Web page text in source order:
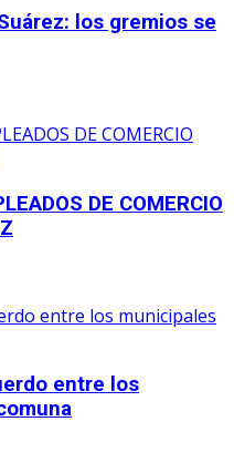
los gremios se
DE COMERCIO
entre los